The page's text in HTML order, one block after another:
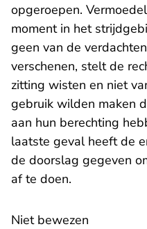
opgeroepen.
moment in het
geen van de
verschenen, stelt de
zitting wisten en niet
gebruik wilden maken
aan hun berechting
laatste geval heeft de
de doorslag gegeven
af te doen.
Niet bewezen